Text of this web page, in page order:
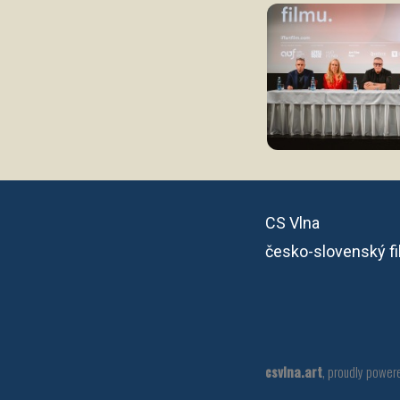
CS Vlna
česko-slovenský
csvlna.art, proudly